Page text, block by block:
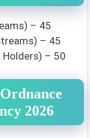
– 45
– 45
Holders) – 50
2026